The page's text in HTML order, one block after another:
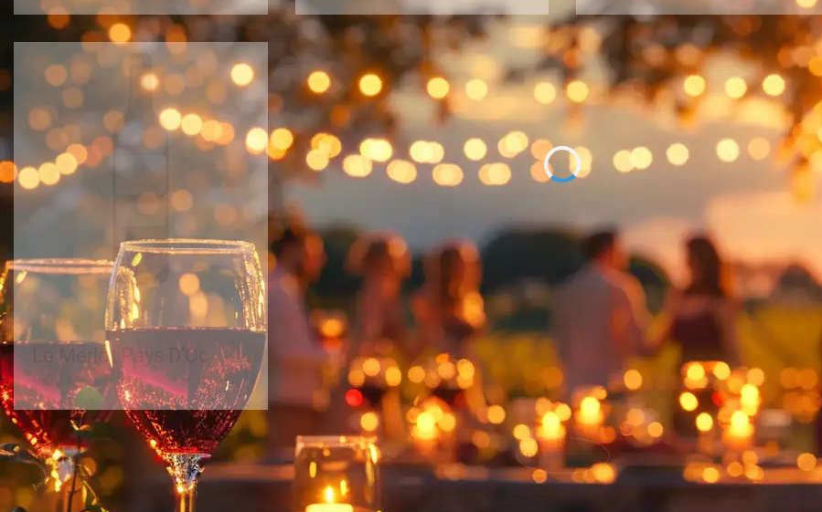
IGP Pays d'Oc
Le Merlot Pays D’Oc
9,00 €
IGP Pays d'Oc
La Syrah Pays D’Oc
9,00€
IGP Pays d'Oc
Le Malbec Pays D’Oc
9,00 €